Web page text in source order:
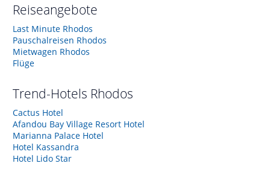
Reiseangebote
Last Minute Rhodos
Pauschalreisen Rhodos
Mietwagen Rhodos
Flüge
Trend-Hotels Rhodos
Cactus Hotel
Afandou Bay Village Resort Hotel
Marianna Palace Hotel
Hotel Kassandra
Hotel Lido Star